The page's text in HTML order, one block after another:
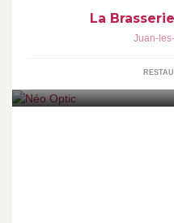
La
Juan-